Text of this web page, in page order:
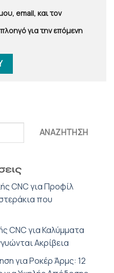
email, και τον
για την επόμενη
ΑΝΑΖΉΤΗΣΗ
CNC για Προφίλ
που
CNC για Καλύμματα
Ακρίβεια
για Ροκέρ Άρμς: 12